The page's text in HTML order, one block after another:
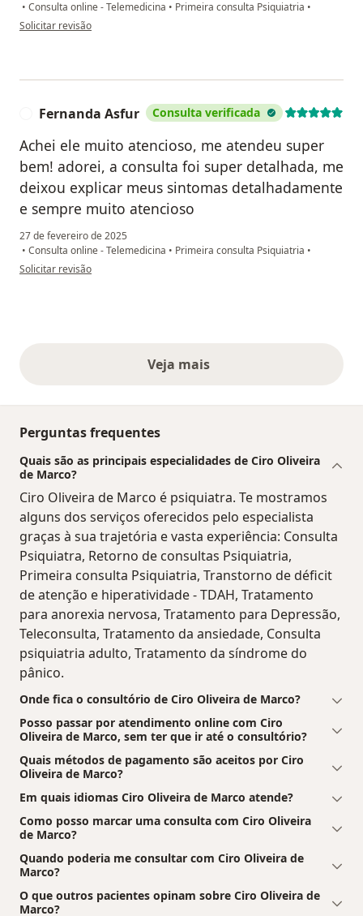
• Consulta online - Telemedicina • Primeira consulta Psiquiatria •
na opinião do utilizador F.S.
Solicitar revisão
Fernanda Asfur Consulta verificada
Achei ele muito atencioso, me atendeu super
bem! adorei, a consulta foi super detalhada, me
deixou explicar meus sintomas detalhadamente
e sempre muito atencioso
27 de fevereiro de 2025
• Consulta online - Telemedicina • Primeira consulta Psiquiatria •
na opinião do utilizador Fernanda Asfur
Solicitar revisão
Veja maisopiniões acima
Perguntas frequentes
Quais são as principais especialidades de Ciro Oliveira
de Marco?
Ciro Oliveira de Marco é psiquiatra. Te mostramos
alguns dos serviços oferecidos pelo especialista
graças à sua trajetória e vasta experiência: Consulta
Psiquiatra, Retorno de consultas Psiquiatria,
Primeira consulta Psiquiatria, Transtorno de déficit
de atenção e hiperatividade - TDAH, Tratamento
para anorexia nervosa, Tratamento para Depressão,
Teleconsulta, Tratamento da ansiedade, Consulta
psiquiatria adulto, Tratamento da síndrome do
pânico.
Onde fica o consultório de Ciro Oliveira de Marco?
Posso passar por atendimento online com Ciro
Oliveira de Marco, sem ter que ir até o consultório?
Quais métodos de pagamento são aceitos por Ciro
Oliveira de Marco?
Em quais idiomas Ciro Oliveira de Marco atende?
Como posso marcar uma consulta com Ciro Oliveira
de Marco?
Quando poderia me consultar com Ciro Oliveira de
Marco?
O que outros pacientes opinam sobre Ciro Oliveira de
Marco?